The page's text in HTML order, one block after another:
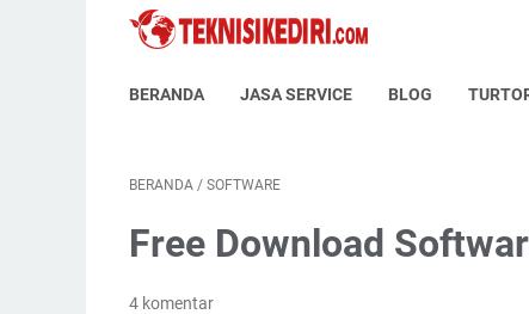
BERANDA JASA SERVICE BLOG
BERANDA / SOFTWARE
Free Download
4 komentar